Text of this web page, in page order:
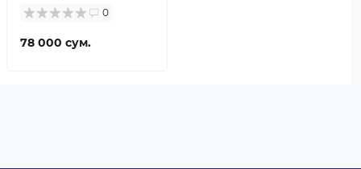
0
78 000 сум.